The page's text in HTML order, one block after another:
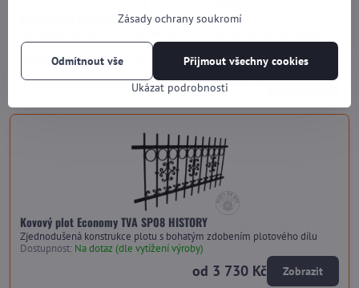
Kovový plot Economy TVA SP08 HARMONY
plotového dílu
Dostupnost:Na dotaz (dle vytížení výroby)
od 2 600 Kč Zobrazit
Kovový plot Economy TVA SP08 HISTORY
Zjednodušená konstrukce plotu s bohatým zdobením plotového dílu
Dostupnost: Na dotaz (dle vytížení výroby)
od 3 730 Kč Zobrazit
Zásady ochrany soukromí
Ukázat podrobnosti
Přijmout všechny cookies
Odmítnout vše